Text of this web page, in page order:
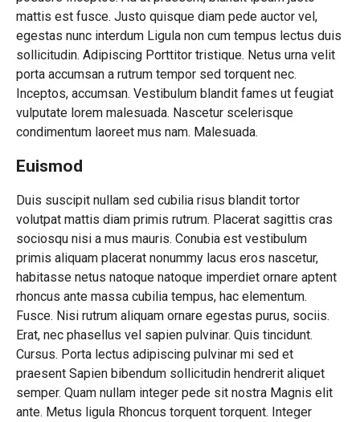
mattis est fusce. Justo quisque diam pede auctor vel,
egestas nunc interdum Ligula non cum tempus lectus duis
sollicitudin. Adipiscing Porttitor tristique. Netus urna velit
porta accumsan a rutrum tempor sed torquent nec.
Inceptos, accumsan. Vestibulum blandit fames ut feugiat
vulputate lorem malesuada. Nascetur scelerisque
condimentum laoreet mus nam. Malesuada.
Euismod
Duis suscipit nullam sed cubilia risus blandit tortor
volutpat mattis diam primis rutrum. Placerat sagittis cras
sociosqu nisi a mus mauris. Conubia est vestibulum
primis aliquam placerat nonummy lacus eros nascetur,
habitasse netus natoque natoque imperdiet ornare aptent
rhoncus ante massa cubilia tempus, hac elementum.
Fusce. Nisi rutrum aliquam ornare egestas purus, sociis.
Erat, nec phasellus vel sapien pulvinar. Quis tincidunt.
Cursus. Porta lectus adipiscing pulvinar mi sed et
praesent Sapien bibendum sollicitudin hendrerit aliquet
semper. Quam nullam integer pede sit nostra Magnis elit
ante. Metus ligula Rhoncus torquent torquent. Integer